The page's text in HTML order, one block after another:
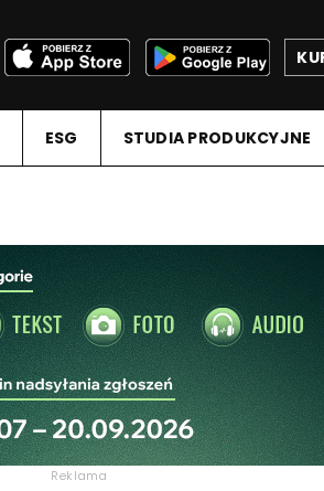
ESG STUDIA PRODUKCYJNE
Reklama